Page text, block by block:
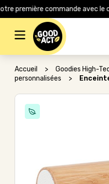
le site pour votre première
Rechercher :
Accueil > Goodies High-
personnalisées
>